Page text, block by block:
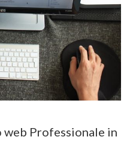
Professionale in